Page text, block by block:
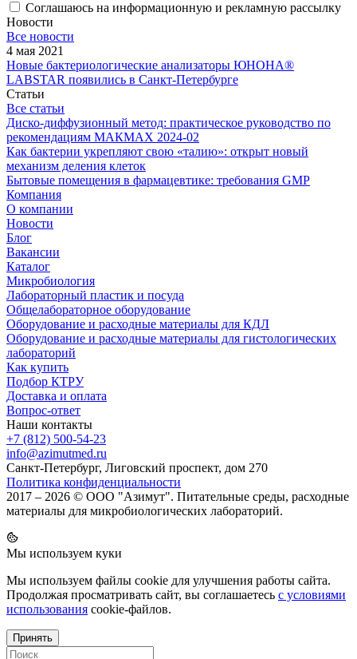
Соглашаюсь на информационную и рекламную рассылку
Новости
Все новости
4 мая 2021
Новые бактериологические анализаторы ЮНОНА®
LABSTAR появились в Санкт-Петербурге
Статьи
Все статьи
Диско-диффузионный метод: практическое руководство по
рекомендациям МАКМАХ 2024-02
Как бактерии укрепляют свою «талию»: открыт новый
механизм деления клеток
Бытовые помещения в фармацевтике: требования GMP
Компания
О компании
Новости
Блог
Вакансии
Каталог
Микробиология
Лабораторный пластик и посуда
Общелабораторное оборудование
Оборудование и расходные материалы для КДЛ
Оборудование и расходные материалы для гистологических
лабораторий
Как купить
Подбор КТРУ
Доставка и оплата
Вопрос-ответ
Наши контакты
+7 (812) 500-54-23
info@azimutmed.ru
Санкт-Петербург, Лиговский проспект, дом 270
Политика конфиденциальности
2017 – 2026 © ООО "Азимут". Питательные среды, расходные
материалы для микробиологических лабораторий.
Мы используем куки
Мы используем файлы cookie для улучшения работы сайта.
Продолжая просматривать сайт, вы соглашаетесь с условиями
использования cookie-файлов.
Принять